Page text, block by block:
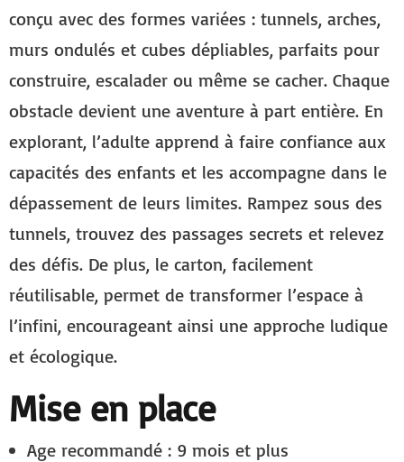
conçu avec des formes variées : tunnels, arches,
murs ondulés et cubes dépliables, parfaits pour
construire, escalader ou même se cacher. Chaque
obstacle devient une aventure à part entière. En
explorant, l’adulte apprend à faire confiance aux
capacités des enfants et les accompagne dans le
dépassement de leurs limites. Rampez sous des
tunnels, trouvez des passages secrets et relevez
des défis. De plus, le carton, facilement
réutilisable, permet de transformer l’espace à
l’infini, encourageant ainsi une approche ludique
et écologique.
Mise en place
Age recommandé : 9 mois et plus